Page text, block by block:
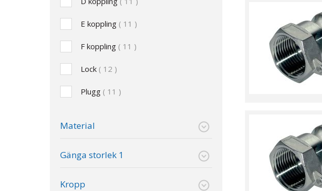
E koppling 11
F koppling 11
Lock 12
Plugg 11
Material
Gänga storlek 1
Kropp